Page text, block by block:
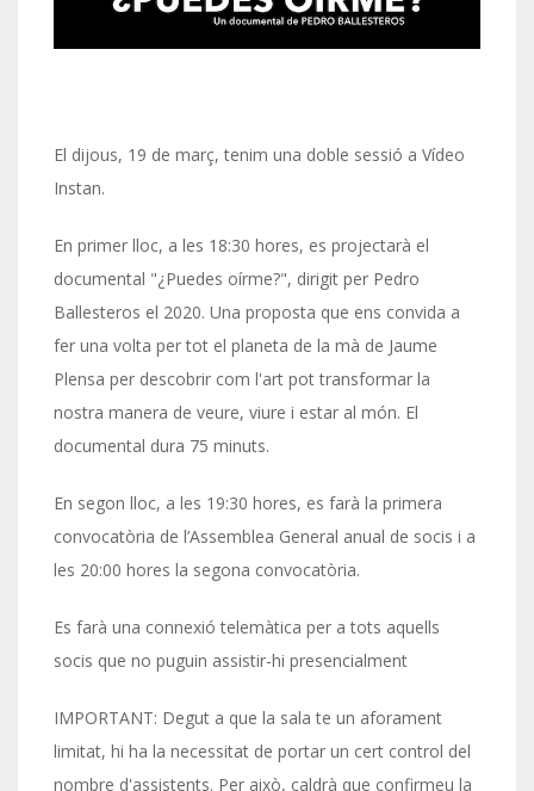
El dijous, 19 de març, tenim una doble sessió a Vídeo
Instan.
En primer lloc, a les 18:30 hores, es projectarà el
documental "¿Puedes oírme?", dirigit per Pedro
Ballesteros el 2020. Una proposta que ens convida a
fer una volta per tot el planeta de la mà de Jaume
Plensa per descobrir com l'art pot transformar la
nostra manera de veure, viure i estar al món. El
documental dura 75 minuts.
En segon lloc, a les 19:30 hores, es farà la primera
convocatòria de l’Assemblea General anual de socis i a
les 20:00 hores la segona convocatòria.
Es farà una connexió telemàtica per a tots aquells
socis que no puguin assistir-hi presencialment
IMPORTANT: Degut a que la sala te un aforament
limitat, hi ha la necessitat de portar un cert control del
nombre d'assistents. Per això, caldrà que confirmeu la